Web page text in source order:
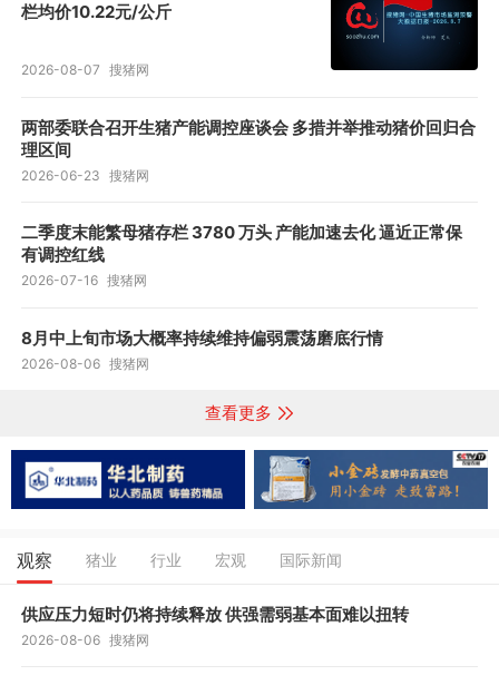
栏均价10.22元/公斤
2026-08-07 搜猪网
两部委联合召开生猪产能调控座谈会 多措并举推动猪价回归合
理区间
2026-06-23 搜猪网
二季度末能繁母猪存栏 3780 万头 产能加速去化 逼近正常保
有调控红线
2026-07-16 搜猪网
8月中上旬市场大概率持续维持偏弱震荡磨底行情
2026-08-06 搜猪网
查看更多
观察 猪业 行业 宏观 国际新闻
供应压力短时仍将持续释放 供强需弱基本面难以扭转
2026-08-06 搜猪网